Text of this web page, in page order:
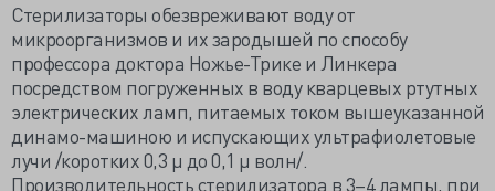
Стерилизаторы обезвреживают воду от
микроорганизмов и их зародышей по способу
профессора доктора Ножье-Трике и Линкера
посредством погруженных в воду кварцевых ртутных
электрических ламп, питаемых током вышеуказанной
динамо-машиною и испускающих ультрафиолетовые
лучи /коротких 0,3 μ до 0,1 μ волн/.
Производительность стерилизатора в 3–4 лампы, при